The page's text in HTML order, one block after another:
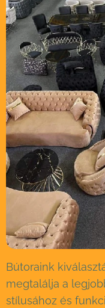
Bútoraink
megtalálja a
stílusához és